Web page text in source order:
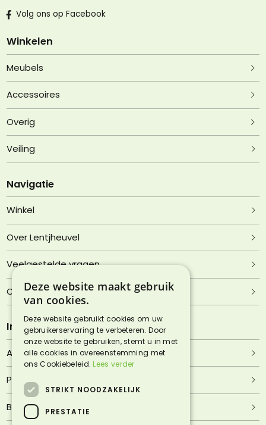
Volg ons op Facebook
Winkelen
Meubels
Accessoires
Overig
Veiling
Navigatie
Winkel
Over Lentjheuvel
Veelgestelde vragen
Contact
Informatie
Algemene voorwaarden
Privacyverklaring
Bezorgen & afhalen
Deze website maakt gebruik
van cookies.
Deze website gebruikt cookies om uw
gebruikerservaring te verbeteren. Door
onze website te gebruiken, stemt u in met
alle cookies in overeenstemming met
ons Cookiebeleid. Lees verder
STRIKT NOODZAKELIJK
PRESTATIE